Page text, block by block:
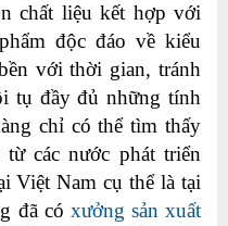
chất liệu kết hợp với
độc đáo về kiểu
với thời gian, tránh
tụ đầy đủ những tính
chỉ có thể tìm thấy
từ các nước phát triển
Việt Nam cụ thể là tại
đã có xưởng sản xuất